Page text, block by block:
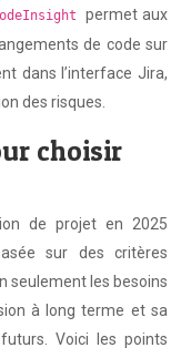
permet aux
de code sur
dans l’interface Jira,
des risques.
choisir
de projet en 2025
sur des critères
seulement les besoins
à long terme et sa
Voici les points